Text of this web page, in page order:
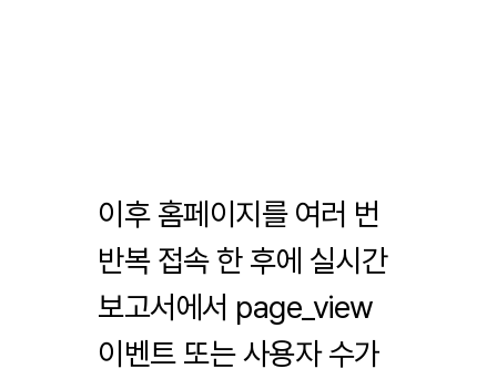
이후 홈페이지를 여러 번
반복 접속 한 후에 실시간
보고서에서 page_view
이벤트 또는 사용자 수가